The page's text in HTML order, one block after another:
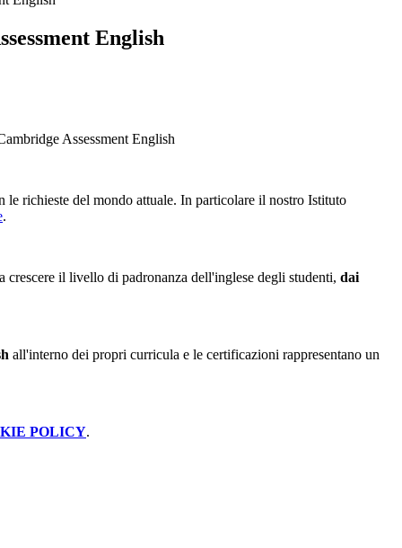
English
Assessment English
le richieste del mondo attuale. In particolare il nostro Istituto
.
il livello di padronanza dell'inglese degli studenti, dai
all'interno dei propri curricula e le certificazioni rappresentano un
POLICY.